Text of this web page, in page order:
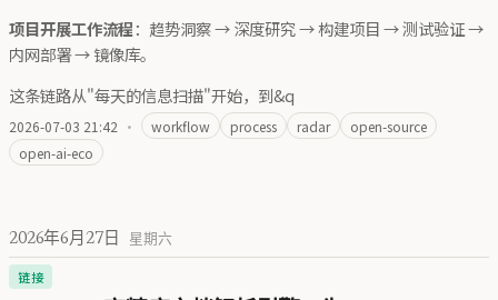
项目开展工作流程：趋势洞察 → 深度研究 → 构建项目 → 测试验证 →
内网部署 → 镜像库。
这条链路从"每天的信息扫描"开始，到&q
2026-07-03 21:42 · workflow process radar
open-source
open-ai-eco
2026年6月27日 星期六
链接